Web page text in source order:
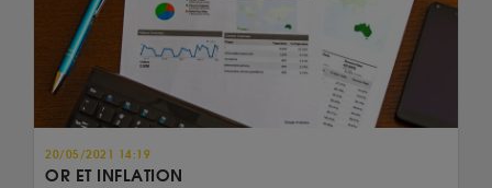
20/05/2021 14:19
OR ET INFLATION